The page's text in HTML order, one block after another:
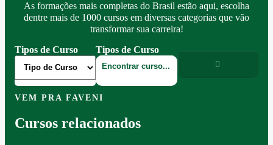
As formações mais completas do Brasil estão aqui, escolha
dentre mais de 1000 cursos em diversas categorias que vão
transformar sua carreira!
Tipos de Curso
Tipos de Curso
VEM PRA FAVENI
Cursos relacionados